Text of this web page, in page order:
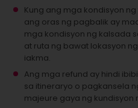
Kung ang mga kondisyon
ang oras ng pagbalik ay
mga kondisyon ng kalsada
at ruta ng bawat lokasyon
iakma.
Ang mga refund ay hindi
sa itineraryo o pagkansela
majeure gaya ng kundisyon